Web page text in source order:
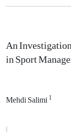
An
in Sport
Mehdi Salimi1